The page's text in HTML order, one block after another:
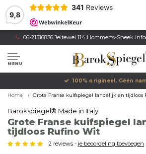
9,8
341 Reviews
06-21516836 Jeltewei 114 Hommerts-Sneek
MENU
Eigen productie,
Home Grote Franse kuifspiegel landelijk en tijdloos
Barokspiegel® Made in Italy
Grote Franse kuifspiegel
tijdloos Rufino Wit
2 reviews - je beoordeling toevoegen